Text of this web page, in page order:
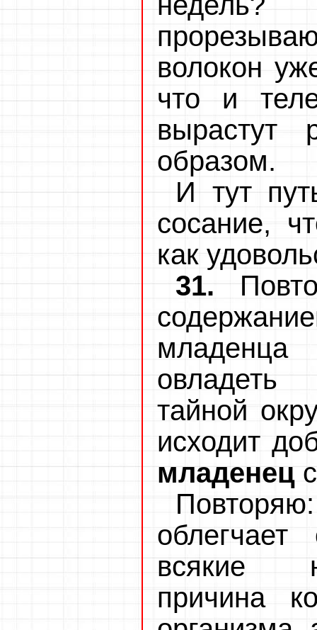
волокон
что и
вырастут
образом.
И тут
сосание,
как
31.
тайной
исходит
младенец
всякие
причина